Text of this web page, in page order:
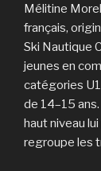
Mélitine
français,
Ski Nautique
jeunes en
catégories
de 14–15
haut niveau
regroupe les